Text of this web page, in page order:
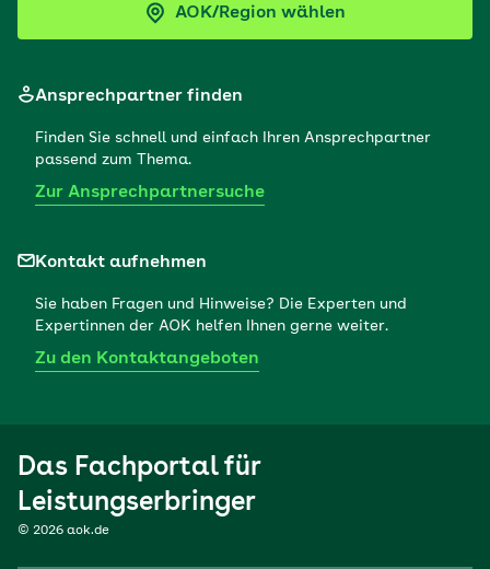
AOK/Region wählen
Ansprechpartner finden
Finden Sie schnell und einfach Ihren Ansprechpartner
passend zum Thema.
Zur Ansprechpartnersuche
Kontakt aufnehmen
Sie haben Fragen und Hinweise? Die Experten und
Expertinnen der AOK helfen Ihnen gerne weiter.
Zu den Kontaktangeboten
Das Fachportal für
Leistungserbringer
© 2026 aok.de